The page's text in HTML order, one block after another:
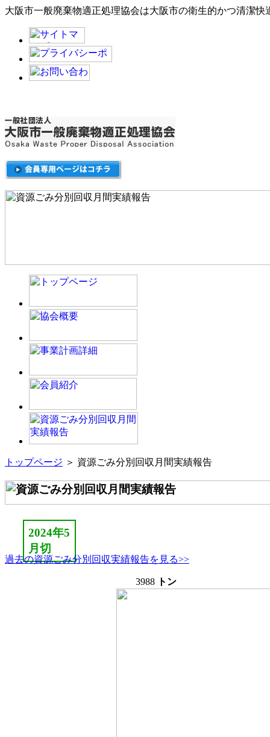
大阪市一般廃棄物適正処理協会は大阪市の衛生的かつ清潔
トップページ ＞ 資源ごみ分別回収月間実績報告
2024年5
月切
過去の資源ごみ分別回収実績報告を見る>>
3988 トン